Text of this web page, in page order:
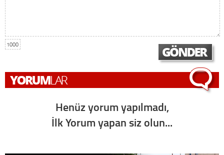
1000
Henüz yorum yapılmadı,
İlk Yorum yapan siz olun...